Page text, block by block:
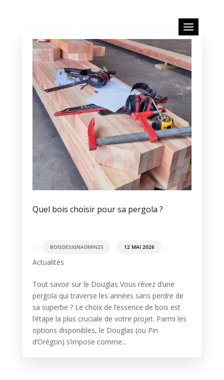
Quel bois choisir pour sa pergola ?
BOISDESIGNADMIN25 12 MAI 2026
Actualités
Tout savoir sur le Douglas Vous rêvez d’une
pergola qui traverse les années sans perdre de
sa superbe ? Le choix de l’essence de bois est
l’étape la plus cruciale de votre projet. Parmi les
options disponibles, le Douglas (ou Pin
d’Orégon) s’impose comme...